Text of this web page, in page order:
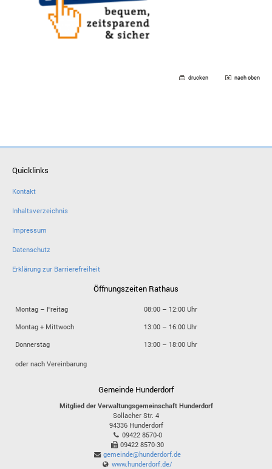
drucken nach oben
Quicklinks
Kontakt
Inhaltsverzeichnis
Impressum
Datenschutz
Erklärung zur Barrierefreiheit
Öffnungszeiten Rathaus
Montag – Freitag
08:00 – 12:00 Uhr
Montag + Mittwoch
13:00 – 16:00 Uhr
Donnerstag
13:00 – 18:00 Uhr
oder nach Vereinbarung
Gemeinde Hunderdorf
Mitglied der Verwaltungsgemeinschaft Hunderdorf
Sollacher Str. 4
94336 Hunderdorf
09422 8570-0
09422 8570-30
gemeinde@hunderdorf.de
www.hunderdorf.de/